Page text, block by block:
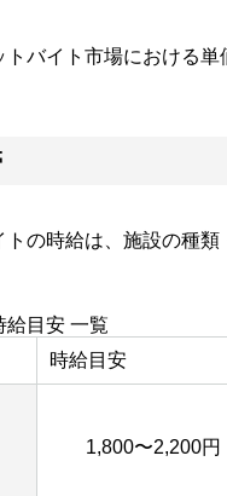
トバイト市場における単
の時給は、施設の種
給目安 一覧
時給目安
1,800〜2,200円